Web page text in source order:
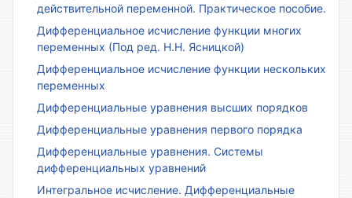
действительной переменной. Практическое пособие.
Дифференциальное исчисление функции многих
переменных (Под ред. Н.Н. Ясницкой)
Дифференциальное исчисление функции нескольких
переменных
Дифференциальные уравнения высших порядков
Дифференциальные уравнения первого порядка
Дифференциальные уравнения. Системы
дифференциальных уравнений
Интегральное исчисление. Дифференциальные